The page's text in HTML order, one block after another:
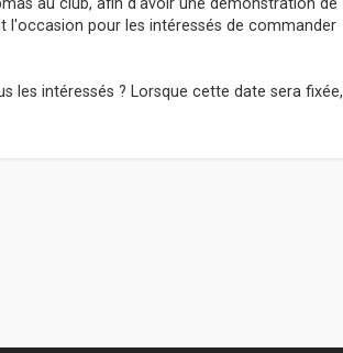
l'occasion pour les intéressés de commander
les intéressés ? Lorsque cette date sera fixée,